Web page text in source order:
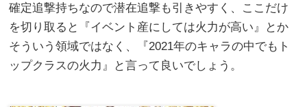
確定追撃持ちなので潜在追撃も引きやすく、ここだけ
を切り取ると『イベント産にしては火力が高い』とか
そういう領域ではなく、『2021年のキャラの中でもト
ップクラスの火力』と言って良いでしょう。